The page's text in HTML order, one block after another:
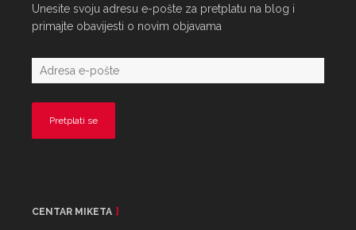
Unesite svoju adresu e-pošte za pretplatu na blog i
primajte obavijesti o novim objavama
CENTAR MIKETA